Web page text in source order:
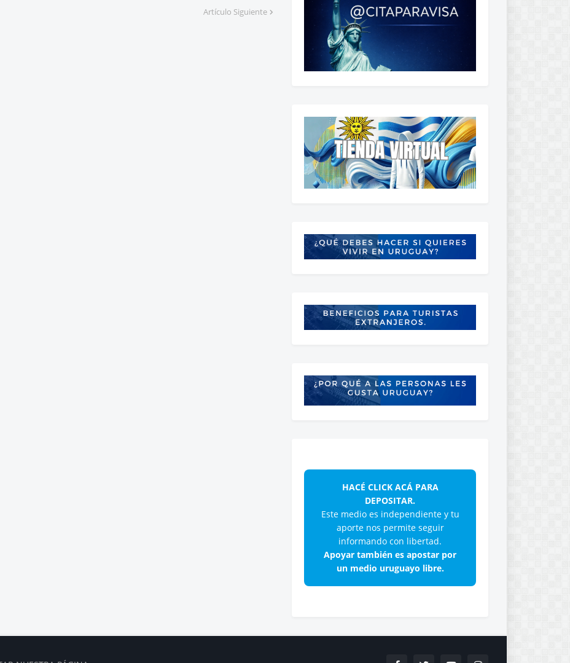
Artículo Siguiente
HACÉ CLICK ACÁ PARA
DEPOSITAR.
Este medio es independiente y tu
aporte nos permite seguir
informando con libertad.
Apoyar también es apostar por
un medio uruguayo libre.